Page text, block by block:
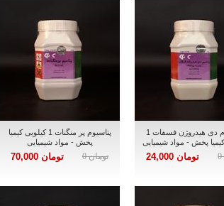
پتاسیوم دی هیدروژن فسفات 1
پخش - مواد شیمیایی
تومان 24,000
پتاسیوم پر منگنات 1 کیلویی کیمیا
پخش - مواد شیمیایی
تومان 0 تومان 70,000